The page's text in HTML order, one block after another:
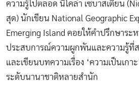
ความรู้ไปตลอด นิโคล่า เซบาสเตียน
สุด) นักเขียน National Geographic
Emerging Island คอยให้คำปรึกษาระ
ประสบการณ์ความผูกพันและความรู้ที่
และเขียนบทความเรื่อง ‘ความเป็นเกา
ระดับนานาชาติหลายสำนัก